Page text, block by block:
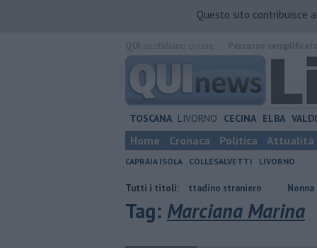
Questo sito contribuisce
TOSCANA LIVORNO CECINA ELBA
Home Cronaca Politica Attualità
CAPRAIA ISOLA COLLESALVETTI LIVORNO
Tutti i titoli:
Dopo vari reati espulso un cittadino straniero Nonna Licia, 101
Tag: Marciana Marina